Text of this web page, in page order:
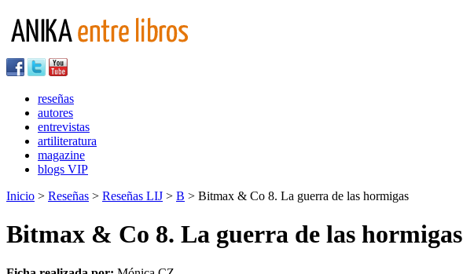
reseñas
autores
entrevistas
artiliteratura
magazine
blogs VIP
Inicio > Reseñas > Reseñas LIJ > B > Bitmax & Co 8. La guerra de las hormigas
Bitmax & Co 8. La guerra de las hormigas